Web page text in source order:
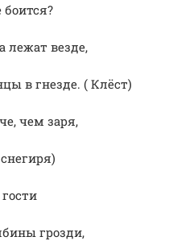
лежат везде,
в гнезде. ( Клёст)
чем заря,
грозди,